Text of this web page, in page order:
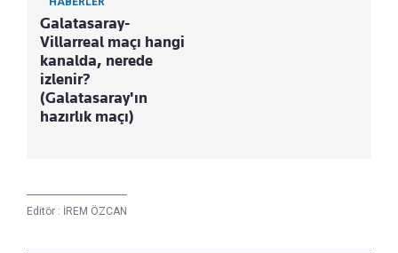
Galatasaray-
Villarreal maçı hangi
kanalda, nerede
izlenir?
(Galatasaray'ın
hazırlık maçı)
Editör : İREM ÖZCAN